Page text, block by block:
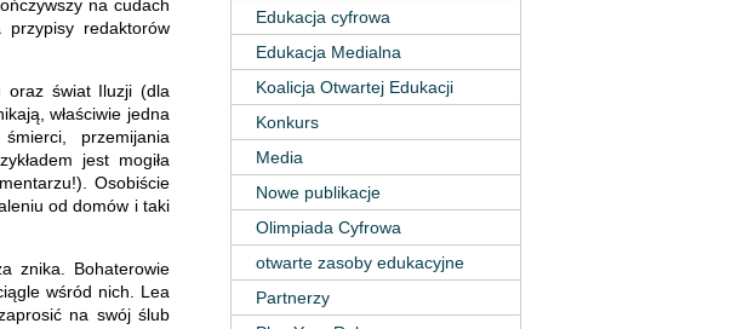
na cudach
redaktorów
oraz świat Iluzji (dla
właściwie jedna
przemijania
jest mogiła
Osobiście
od domów i taki
znika. Bohaterowie
wśród nich. Lea
na swój ślub
Edukacja cyfrowa
Edukacja Medialna
Koalicja Otwartej Edukacji
Konkurs
Media
Nowe publikacje
Olimpiada Cyfrowa
otwarte zasoby edukacyjne
Partnerzy